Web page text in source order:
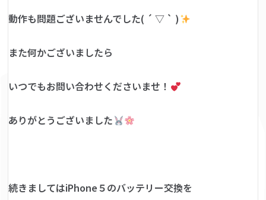
動作も問題ございませんでした( ´ ▽ ` )
また何かございましたら
いつでもお問い合わせくださいませ！
ありがとうございました
続きましてはiPhone５のバッテリー交換を